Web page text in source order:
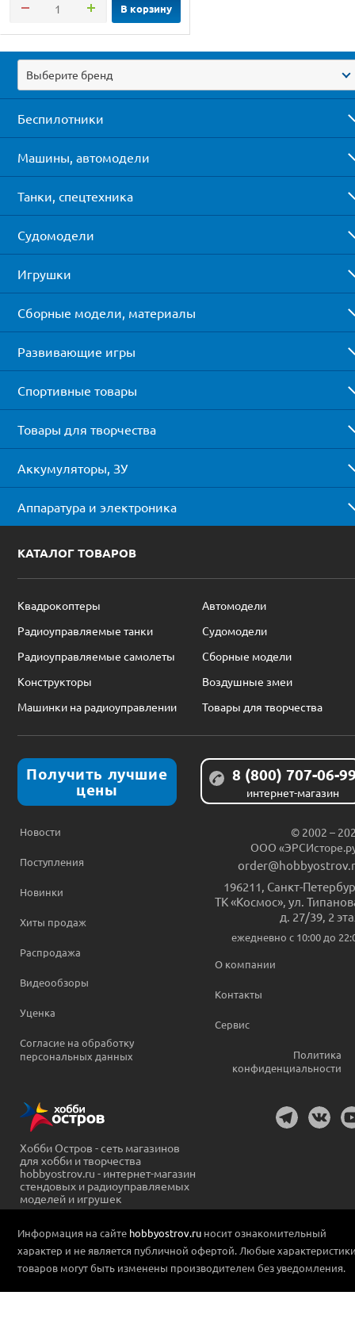
В корзину
Выберите бренд
Беспилотники
Машины, автомодели
Танки, спецтехника
Судомодели
Игрушки
Сборные модели, материалы
Развивающие игры
Спортивные товары
Товары для творчества
Аккумуляторы, ЗУ
Аппаратура и электроника
КАТАЛОГ ТОВАРОВ
Квадрокоптеры
Автомодели
Радиоуправляемые танки
Судомодели
Радиоуправляемые самолеты
Сборные модели
Конструкторы
Воздушные змеи
Машинки на радиоуправлении
Товары для творчества
Получить лучшие
цены
8 (800) 707-06-
интернет-магазин
Новости
Поступления
Новинки
Хиты продаж
Распродажа
Видеообзоры
Уценка
Согласие на обработку
персональных данных
© 2002 –
ООО
196211 Санкт-
ТК «Космос», ул.
д. 27/39, 2
ежедневно c 10:00 до
О компании
Контакты
Сервис
Политика
конфиденциальности
Хобби Остров - сеть магазинов
для хобби и творчества
hobbyostrov.ru - интернет-магазин
стендовых и радиоуправляемых
моделей и игрушек
Информация на сайте hobbyostrov.ru носит ознакомительный
характер и не является публичной офертой. Любые
товаров могут быть изменены производителем без уведомления.